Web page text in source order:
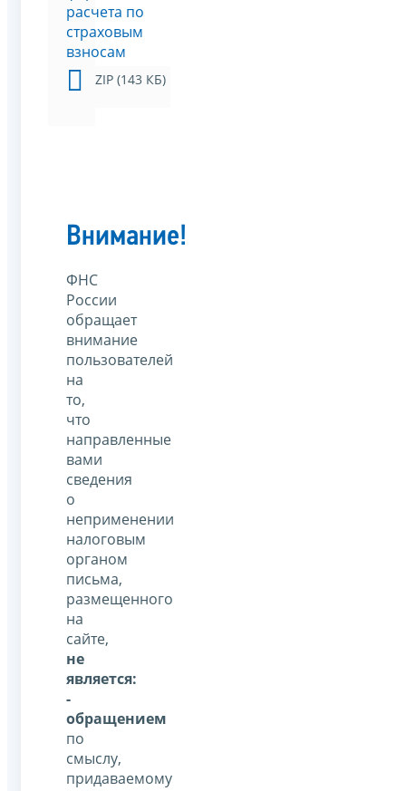
расчета по
страховым
взносам
ZIP (143 КБ)
Внимание!
ФНС
России
обращает
внимание
пользователей
на
то,
что
направленные
вами
сведения
о
неприменении
налоговым
органом
письма,
размещенного
на
сайте,
не
является:
-
обращением
по
смыслу,
придаваемому